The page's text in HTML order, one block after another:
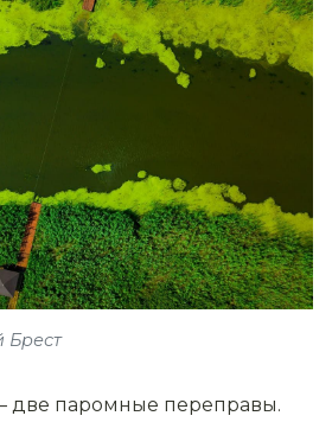
Брест
две паромные переправы.